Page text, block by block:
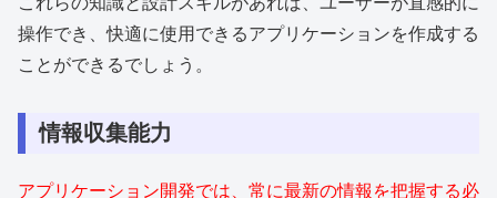
操作でき、快適に使用できるアプリケーションを作成する
ことができるでしょう。
情報収集能力
アプリケーション開発では、常に最新の情報を把握する必